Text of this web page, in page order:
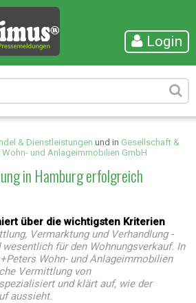
Login
& Dienstleistungen und in Gesellschaft &
Wohn- und Anlageimmobilien GmbH
in Hamburg erfolgreich
über die wichtigsten Kriterien
Vermarktung und Verhandlung -
für den Wohnungsverkauf. In
Wohn- und Anlageimmobilien
Vermittlung von
und klärt auf, wie der
aussieht.